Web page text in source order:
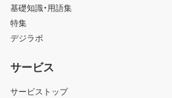
基礎知識・用語集
特集
デジラボ
サービス
サービストップ